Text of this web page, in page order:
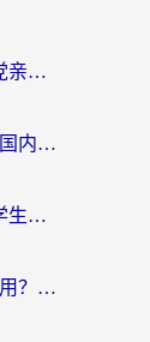
豆瓣音乐地区限制怎么设置？海外党亲测有效的回国加速方案来了
全民k歌国外可以打开吗？海外党听国内音乐听书的实用指南
海外看国内电视剧软件哪个好？留学生亲测有效的追剧加速方案
海外党别愁！交管12123怎么在国外用？一篇搞定回国资源访问难题